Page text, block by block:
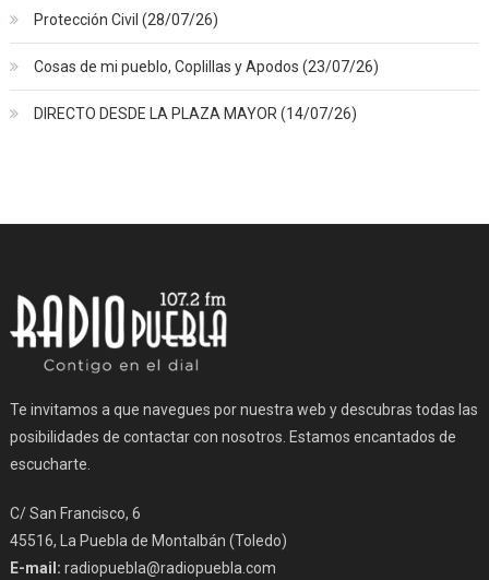
Protección Civil (28/07/26)
Cosas de mi pueblo, Coplillas y Apodos (23/07/26)
DIRECTO DESDE LA PLAZA MAYOR (14/07/26)
Te invitamos a que navegues por nuestra web y descubras todas las
posibilidades de contactar con nosotros. Estamos encantados de
escucharte.
C/ San Francisco, 6
45516, La Puebla de Montalbán (Toledo)
E-mail: radiopuebla@radiopuebla.com